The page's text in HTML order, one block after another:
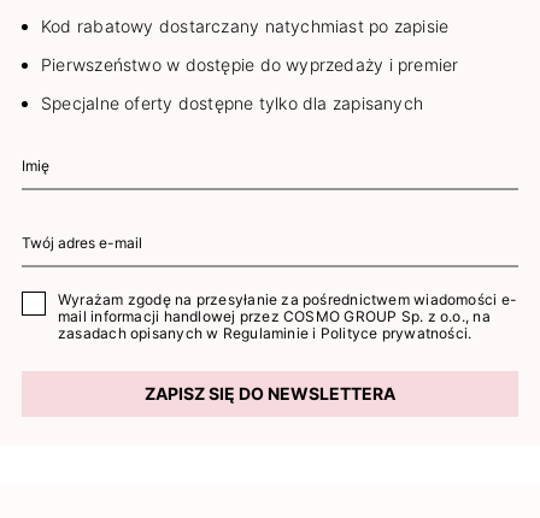
Kod rabatowy dostarczany natychmiast po zapisie
Pierwszeństwo w dostępie do wyprzedaży i premier
Specjalne oferty dostępne tylko dla zapisanych
Wyrażam zgodę na przesyłanie za pośrednictwem wiadomości e-
mail informacji handlowej przez COSMO GROUP Sp. z o.o., na
zasadach opisanych w Regulaminie i Polityce prywatności.
ZAPISZ SIĘ DO NEWSLETTERA